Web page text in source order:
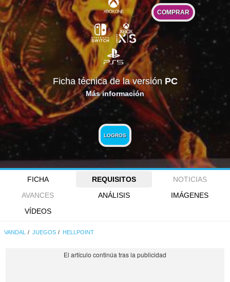
COMPRAR
Ficha técnica de la versión PC
Más información
LOGROS
FICHA REQUISITOS
NOTICIAS
AVANCES
ANÁLISIS
IMÁGENES
VÍDEOS
VANDAL JUEGOS HELLPOINT